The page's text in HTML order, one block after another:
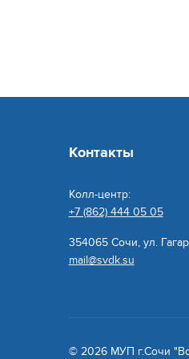
Контакты
Колл-центр:
+7 (862) 444 05 05
354065 Сочи, ул.
mail@svdk.su
© 2026 МУП г.Сочи